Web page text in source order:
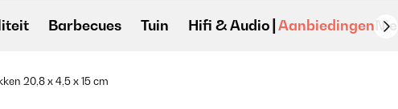
Barbecues Tuin Hifi & Audio Aanbiedingen
20,8 x 4,5 x 15 cm